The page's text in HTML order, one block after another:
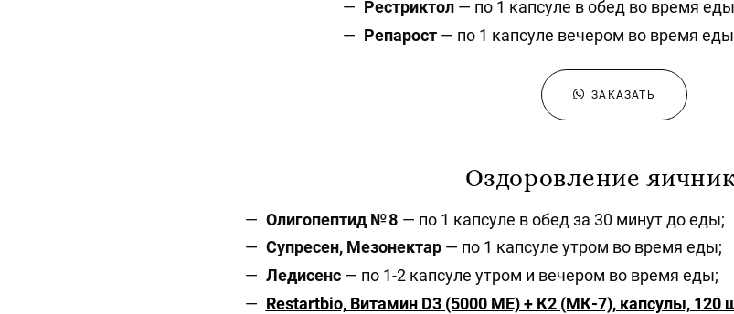
Рестриктол— по 1 капсуле в обед во время еды
Репарост— по 1 капсуле вечером во время еды
ЗАКАЗАТЬ
Оздоровление
Олигопептид № 8 — по 1 капсуле в обед за 30 минут до еды;
Супресен, Мезонектар— по 1 капсуле утром во время еды;
Ледисенс— по 1-2 капсуле утром и вечером во время еды;
Restartbio, Витамин D3 (5000 МЕ) + К2 (МК-7), капсулы, 120